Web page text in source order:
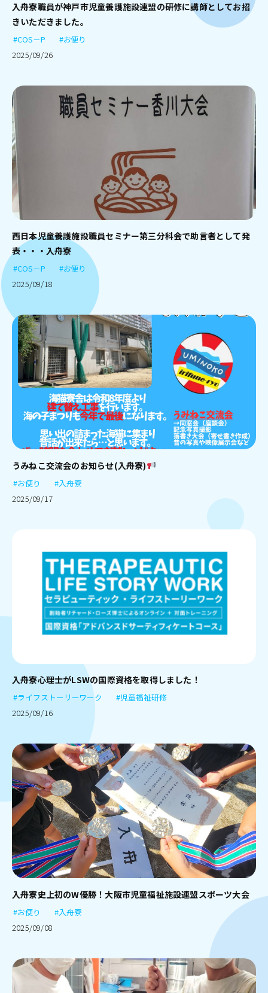
入舟寮職員が神戸市児童養護施設連盟の研修に講師としてお招
きいただきました。
#COS－P
#お便り
2025/09/26
西日本児童養護施設職員セミナー第三分科会で助言者として発
表・・・入舟寮
#COS－P
#お便り
2025/09/18
うみねこ交流会のお知らせ(入舟寮)
#お便り
#入舟寮
2025/09/17
入舟寮心理士がLSWの国際資格を取得しました！
#ライフストーリーワーク
#児童福祉研修
2025/09/16
入舟寮史上初のW優勝！大阪市児童福祉施設連盟スポーツ大会
#お便り
#入舟寮
2025/09/08